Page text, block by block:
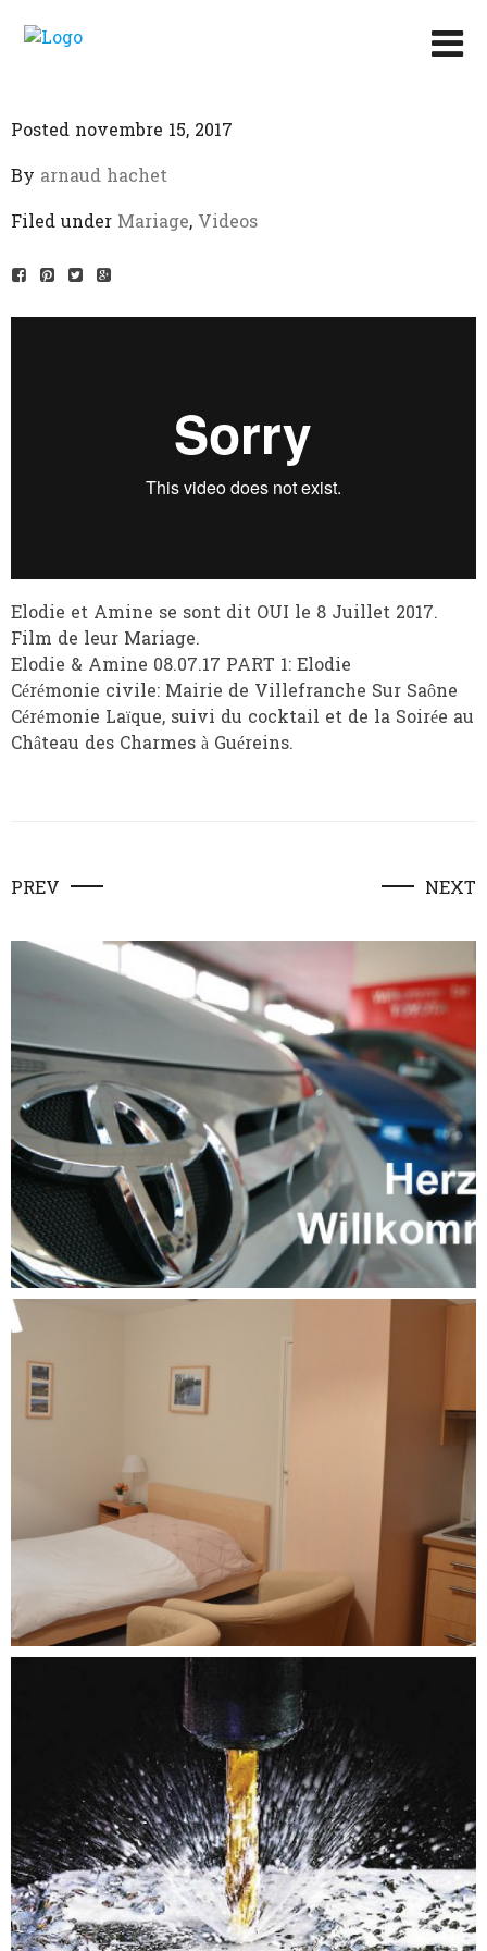
Posted novembre 15, 2017
By arnaud hachet
Filed under Mariage, Videos
Elodie et Amine se sont dit OUI le 8 Juillet 2017.
Film de leur Mariage.
Elodie & Amine 08.07.17 PART 1: Elodie
Cérémonie civile: Mairie de Villefranche Sur Saône
Cérémonie Laïque, suivi du cocktail et de la Soirée au
Château des Charmes à Guéreins.
PREV NEXT